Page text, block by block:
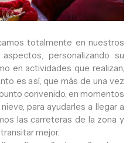
totalmente en nuestros
personalizando su
en actividades que realizan,
es así, que más de una vez
convenido, en momentos
para ayudarles a llegar a
las carreteras de la zona y
mejor.